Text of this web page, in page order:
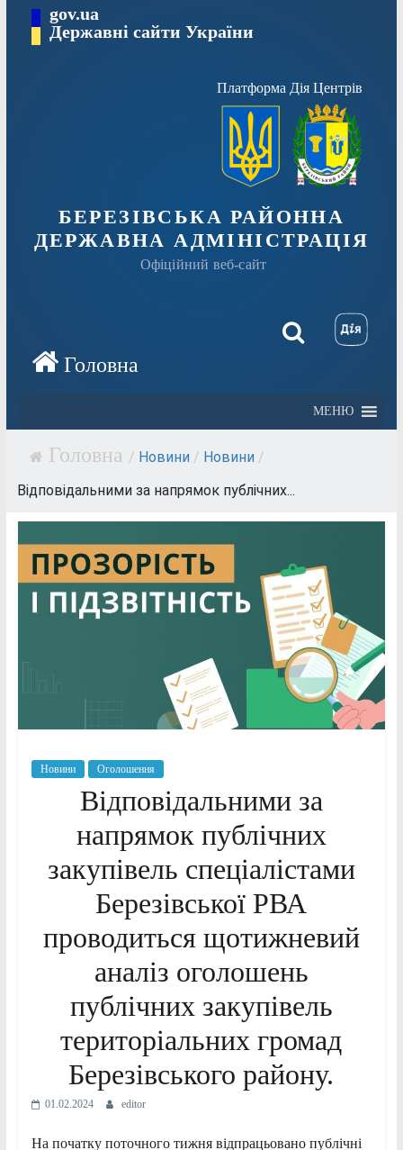
Перейтиgov.ua
Державні сайти України
Платформа Дія Центрів
БЕРЕЗІВСЬКА РАЙОННА
ДЕРЖАВНА АДМІНІСТРАЦІЯ
Офіційний веб-сайт
МЕНЮ
/ Новини / Новини /
Відповідальними за напрямок публічних...
Новини Оголошення
Відповідальними за
напрямок публічних
закупівель спеціалістами
Березівської РВА
проводиться щотижневий
аналіз оголошень
публічних закупівель
територіальних громад
Березівського району.
01.02.2024 editor
На початку поточного тижня відпрацьовано публічні